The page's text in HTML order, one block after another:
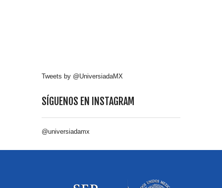
Tweets by @UniversiadaMX
SÍGUENOS EN INSTAGRAM
@universiadamx